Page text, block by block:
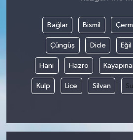
Bağlar Bismil
Çüngüş Dicle Eğil
Hani Hazro
Kulp Lice Silvan